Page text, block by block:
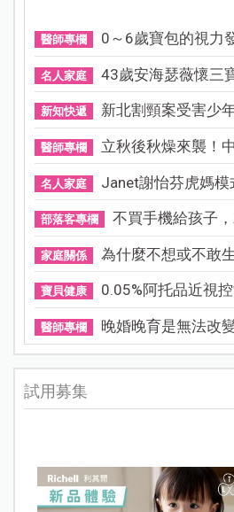
醫師專欄 0～6歲寶包的視力
名人家庭 43歲安海瑟薇懷三
新知快遞 新北割頸案受害少
醫師專欄 立秋後秋燥來襲！
名人家庭 Janet謝怡芬虎媽模
部落客專欄 不買手機給孩子
家庭關係 為什麼不想或不敢
寶貝健康 0.05%阿托品近視
醫師專欄 晚婚晚育是無法改
試用募集